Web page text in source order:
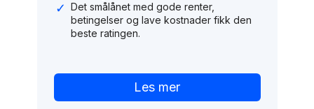
Det smålånet med gode renter,
betingelser og lave kostnader fikk den
beste ratingen.
Les mer